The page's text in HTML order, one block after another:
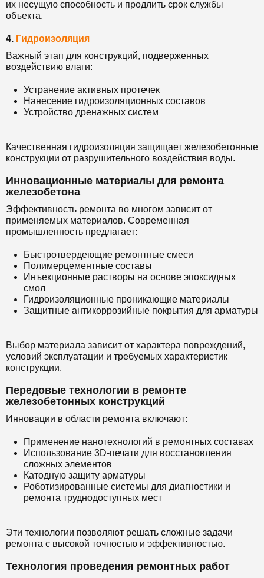
их несущую способность и продлить срок службы
объекта.
4. Гидроизоляция
Важный этап для конструкций, подверженных
воздействию влаги:
Устранение активных протечек
Нанесение гидроизоляционных составов
Устройство дренажных систем
Качественная гидроизоляция защищает железобетонные
конструкции от разрушительного воздействия воды.
Инновационные материалы для ремонта
железобетона
Эффективность ремонта во многом зависит от
применяемых материалов. Современная
промышленность предлагает:
Быстротвердеющие ремонтные смеси
Полимерцементные составы
Инъекционные растворы на основе эпоксидных
смол
Гидроизоляционные проникающие материалы
Защитные антикоррозийные покрытия для арматуры
Выбор материала зависит от характера повреждений,
условий эксплуатации и требуемых характеристик
конструкции.
Передовые технологии в ремонте
железобетонных конструкций
Инновации в области ремонта включают:
Применение нанотехнологий в ремонтных составах
Использование 3D-печати для восстановления
сложных элементов
Катодную защиту арматуры
Роботизированные системы для диагностики и
ремонта труднодоступных мест
Эти технологии позволяют решать сложные задачи
ремонта с высокой точностью и эффективностью.
Технология проведения ремонтных работ